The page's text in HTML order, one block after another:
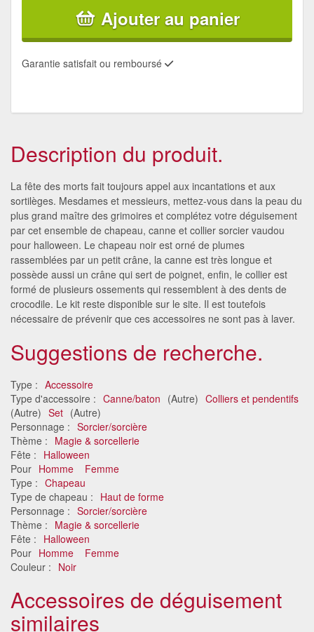
Ajouter au panier
Garantie satisfait ou remboursé
Description du produit.
La fête des morts fait toujours appel aux incantations et aux
sortilèges. Mesdames et messieurs, mettez-vous dans la peau du
plus grand maître des grimoires et complétez votre déguisement
par cet ensemble de chapeau, canne et collier sorcier vaudou
pour halloween. Le chapeau noir est orné de plumes
rassemblées par un petit crâne, la canne est très longue et
possède aussi un crâne qui sert de poignet, enfin, le collier est
formé de plusieurs ossements qui ressemblent à des dents de
crocodile. Le kit reste disponible sur le site. Il est toutefois
nécessaire de prévenir que ces accessoires ne sont pas à laver.
Suggestions de recherche.
Type : Accessoire
Type d'accessoire : Canne/baton (Autre) Colliers et pendentifs
(Autre) Set (Autre)
Personnage : Sorcier/sorcière
Thème : Magie & sorcellerie
Fête : Halloween
Pour Homme
Femme
Type : Chapeau
Type de chapeau : Haut de forme
Personnage : Sorcier/sorcière
Thème : Magie & sorcellerie
Fête : Halloween
Pour Homme
Femme
Couleur : Noir
Accessoires de déguisement
similaires